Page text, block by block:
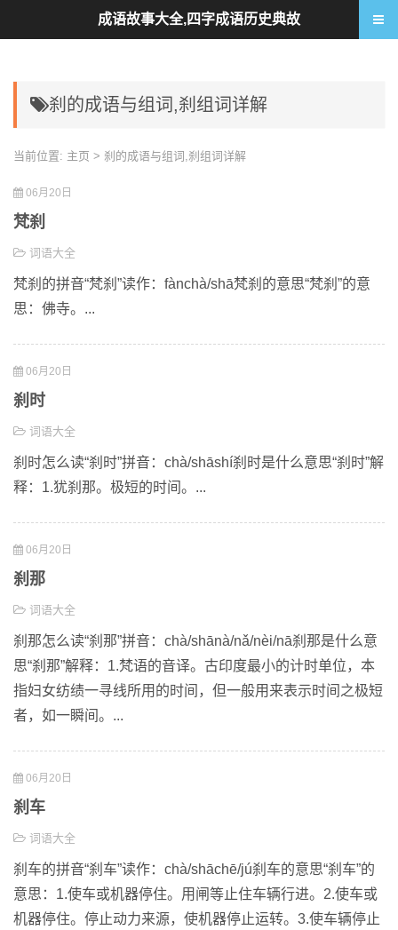
刹的成语与组词,刹组词详解
当前位置: 主页 > 刹的成语与组词,刹组词详解
06月20日
梵刹
词语大全
梵刹的拼音“梵刹”读作：fànchà/shā梵刹的意思“梵刹”的意
思：佛寺。...
06月20日
刹时
词语大全
刹时怎么读“刹时”拼音：chà/shāshí刹时是什么意思“刹时”解
释：1.犹刹那。极短的时间。...
06月20日
刹那
词语大全
刹那怎么读“刹那”拼音：chà/shānà/nǎ/nèi/nā刹那是什么意
思“刹那”解释：1.梵语的音译。古印度最小的计时单位，本
指妇女纺绩一寻线所用的时间，但一般用来表示时间之极短
者，如一瞬间。...
06月20日
刹车
词语大全
刹车的拼音“刹车”读作：chà/shāchē/jú刹车的意思“刹车”的
意思：1.使车或机器停住。用闸等止住车辆行进。2.使车或
机器停住。停止动力来源，使机器停止运转。3.使车辆停止
成语故事大全,四字成语历史典故